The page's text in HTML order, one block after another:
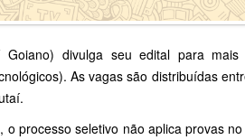
divulga seu edital para
As vagas são distribuídas
o processo seletivo não aplica provas